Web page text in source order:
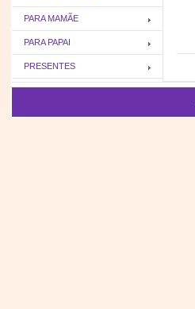
PARA MAMÃE
PARA PAPAI
PRESENTES